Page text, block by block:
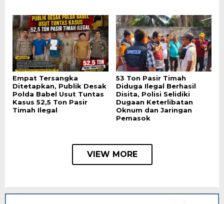
Empat Tersangka
Ditetapkan, Publik Desak
Polda Babel Usut Tuntas
Kasus 52,5 Ton Pasir
Timah Ilegal
53 Ton Pasir Timah
Diduga Ilegal Berhasil
Disita, Polisi Selidiki
Dugaan Keterlibatan
Oknum dan Jaringan
Pemasok
VIEW MORE